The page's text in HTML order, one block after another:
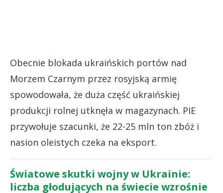
Obecnie blokada ukraińskich portów nad
Morzem Czarnym przez rosyjską armię
spowodowała, że duża część ukraińskiej
produkcji rolnej utknęła w magazynach. PIE
przywołuje szacunki, że 22-25 mln ton zbóż i
nasion oleistych czeka na eksport.
Światowe skutki wojny w Ukrainie:
liczba głodujących na świecie wzrośnie